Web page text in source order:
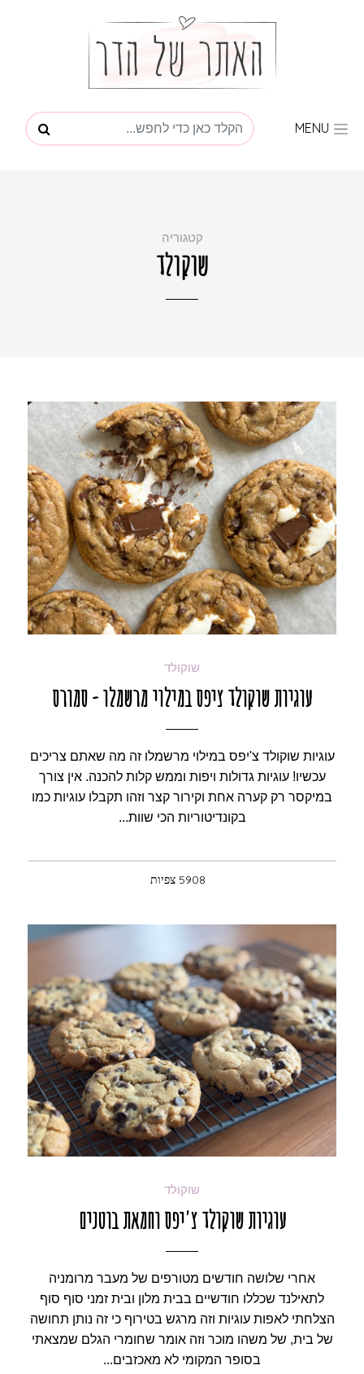
MENU
קטגוריה
שוקולד
שוקולד
עוגיות שוקולד ציפס במילוי מרשמלו - סמורס
עוגיות שוקולד צ'יפס במילוי מרשמלו זה מה שאתם צריכים
עכשיו! עוגיות גדולות ויפות וממש קלות להכנה. אין צורך
במיקסר רק קערה אחת וקירור קצר וזהו תקבלו עוגיות כמו
בקונדיטוריות הכי שוות...
5908 צפיות
שוקולד
עוגיות שוקולד צ'יפס וחמאת בוטנים
אחרי שלושה חודשים מטורפים של מעבר מרומניה
לתאילנד שכללו חודשיים בבית מלון ובית זמני סוף סוף
הצלחתי לאפות עוגיות וזה מרגש בטירוף כי זה נותן תחושה
של בית, של משהו מוכר וזה אומר שחומרי הגלם שמצאתי
בסופר המקומי לא מאכזבים...